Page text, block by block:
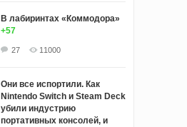
В лабиринтах «Коммодора»
+57
27 11000
Они все испортили. Как
Nintendo Switch и Steam Deck
убили индустрию
портативных консолей, и